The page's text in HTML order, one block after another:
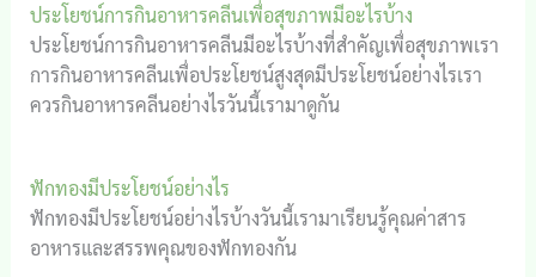
ประโยชน์การกินอาหารคลีนเพื่อสุขภาพมีอะไรบ้าง
ประโยชน์การกินอาหารคลีนมีอะไรบ้างที่สำคัญเพื่อสุขภาพเรา
การกินอาหารคลีนเพื่อประโยชน์สูงสุดมีประโยชน์อย่างไรเรา
ควรกินอาหารคลีนอย่างไรวันนี้เรามาดูกัน
ฟักทองมีประโยชน์อย่างไร
ฟักทองมีประโยชน์อย่างไรบ้างวันนี้เรามาเรียนรู้คุณค่าสาร
อาหารและสรรพคุณของฟักทองกัน